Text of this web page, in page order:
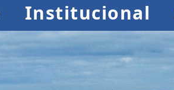
Institucional